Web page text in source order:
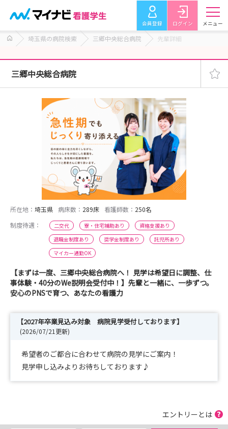
会員登録 ログイン メニュー
埼玉県の病院検索 三郷中央総合病院 先輩詳細
三郷中央総合病院
所在地： 埼玉県 病床数： 289床 看護師数： 250名
制度待遇：
二交代 寮・住宅補助あり
資格支援あり
退職金制度あり
奨学金制度あり
託児所あり
マイカー通勤OK
【まずは一度、三郷中央総合病院へ！ 見学は希望日に調整、仕
事体験・40分のWe説明会受付中！】先輩と一緒に、一歩ずつ。
安心のPNSで育つ、あなたの看護力
【2027年卒業見込み対象 病院見学受付しております】
(2026/07/21更新)
希望者のご都合に合わせて病院の見学にご案内！
見学申し込みよりお待ちしております♪
エントリーとは